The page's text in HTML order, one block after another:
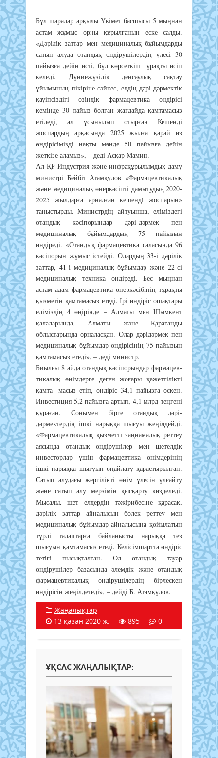
Бұл шаралар арқылы Үкімет басшысы 5 мыңнан
астам жұмыс орны құрылғанын еске салды.
«Дәрілік заттар мен медициналық бұйымдарды
сатып алуда отандық өндірушілердің үлесі 30
пайызға дейін өсті, бұл көрсеткіш тұрақты өсіп
келеді. Дүниежүзілік денсаулық сақтау
ұйымының пікіріне сәйкес, елдің дәрі-дәрмектік
қауіпсіздігі өзіндік фармацевтика өндірісі
кемінде 30 пайыз болған жағдайда қамтамасыз
етіледі, ал ұсынылып отырған Кешенді
жоспардың арқасында 2025 жылға қарай өз
өндірісімізді нақты мәнде 50 пайызға дейін
жеткізе аламыз», – деді Асқар Мамин.
Ал ҚР Индустрия және инфрақұрылымдық даму
министрі Бейбіт Атамқұлов «Фармацевтикалық
және медициналық өнеркәсіпті дамытудың 2020-
2025 жылдарға арналған кешенді жоспарын»
таныстырды. Министрдің айтуынша, еліміздегі
отандық кәсіпорындар дәрі-дәрмек пен
медициналық бұйымдардың 75 пайызын
өндіреді. «Отандық фармацевтика саласында 96
кәсіпорын жұмыс істейді. Олардың 33-і дәрілік
заттар, 41-і медициналық бұйымдар және 22-сі
медициналық техника өндіреді. Бес мыңнан
астам адам фармацевтика өнеркәсібінің тұрақты
қызметін қамтамасыз етеді. Ірі өндіріс ошақтары
еліміздің 4 өңірінде – Алматы мен Шымкент
қалаларында, Алматы және Қарағанды
облыстарында орналасқан. Олар дәрідәрмек пен
медициналық бұйымдар өндірісінің 75 пайызын
қамтамасыз етеді», – деді министр.
Биылғы 8 айда отандық кәсіпорындар фармацев-
тикалық өнімдерге деген жоғары қажеттілікті
қамта- масыз етіп, өндіріс 34,1 пайызға өскен.
Инвестиция 5,2 пайызға артып, 4,1 млрд теңгені
құраған. Сонымен бірге отандық дәрі-
дәрмектердің ішкі нарыққа шығуы жеңілдейді.
«Фармацевтикалық қызметті заңнамалық реттеу
аясында отандық өндірушілер мен шетелдік
инвесторлар үшін фармацевтика өнімдерінің
ішкі нарыққа шығуын оңайлату қарастырылған.
Сатып алудағы жергілікті өнім үлесін ұлғайту
және сатып алу мерзімін қысқарту көзделеді.
Мысалы, шет елдердің тәжірибесіне қарасақ,
дәрілік заттар айналысын бөлек реттеу мен
медициналық бұйымдар айналысына қойылатын
түрлі талаптарға байланысты нарыққа тез
шығуын қамтамасыз етеді. Келісімшартта өндіріс
тетігі пысықталған. Ол отандық тауар
өндірушілер базасында әлемдік және отандық
фармацевтикалық өндірушілердің бірлескен
өндірісін жеңілдетеді», – дейді Б. Атамқұлов.
Жаңалықтар
13 қазан 2020 ж.
895 0
ҰҚСАС ЖАҢАЛЫҚТАР: